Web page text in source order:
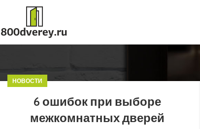
НОВОСТИ
6 ошибок при выборе
межкомнатных дверей